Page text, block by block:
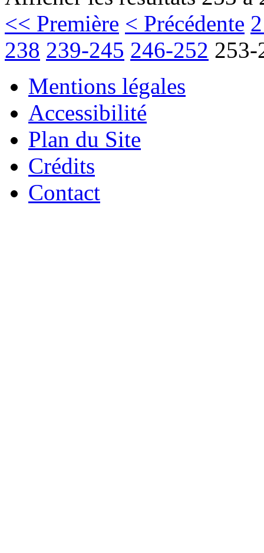
<< Première < Précédente
238 239-245 246-252 253-
Mentions légales
Accessibilité
Plan du Site
Crédits
Contact